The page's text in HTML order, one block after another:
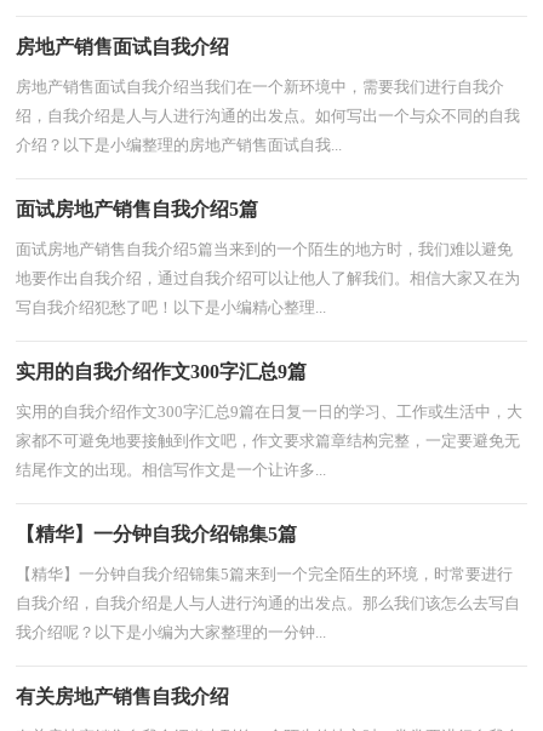
房地产销售面试自我介绍
房地产销售面试自我介绍当我们在一个新环境中，需要我们进行自我介
绍，自我介绍是人与人进行沟通的出发点。如何写出一个与众不同的自我
介绍？以下是小编整理的房地产销售面试自我...
面试房地产销售自我介绍5篇
面试房地产销售自我介绍5篇当来到的一个陌生的地方时，我们难以避免
地要作出自我介绍，通过自我介绍可以让他人了解我们。相信大家又在为
写自我介绍犯愁了吧！以下是小编精心整理...
实用的自我介绍作文300字汇总9篇
实用的自我介绍作文300字汇总9篇在日复一日的学习、工作或生活中，大
家都不可避免地要接触到作文吧，作文要求篇章结构完整，一定要避免无
结尾作文的出现。相信写作文是一个让许多...
【精华】一分钟自我介绍锦集5篇
【精华】一分钟自我介绍锦集5篇来到一个完全陌生的环境，时常要进行
自我介绍，自我介绍是人与人进行沟通的出发点。那么我们该怎么去写自
我介绍呢？以下是小编为大家整理的一分钟...
有关房地产销售自我介绍